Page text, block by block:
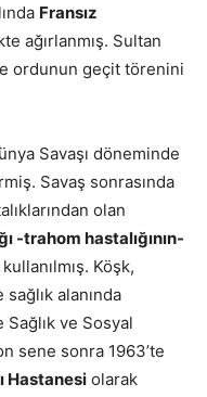
Fransız
ağırlanmış. Sultan
ordunun geçit törenini
Savaşı döneminde
Savaş sonrasında
olan
-trahom hastalığının-
Köşk,
alanında
Sağlık ve Sosyal
sene sonra 1963’te
Hastanesi olarak